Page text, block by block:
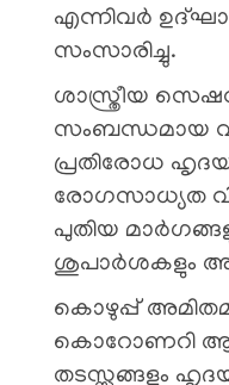
എന്നിവര്‍
സംസാരിച്ചു.
ശാസ്ത്രീയ
സംബന്ധമായ
പ്രതിരോധ
രോഗസാധ്യത
പുതിയ
ശുപാര്‍ശകളും
കൊഴുപ്പ്
കൊറോണറി
തടസ്സങ്ങളും